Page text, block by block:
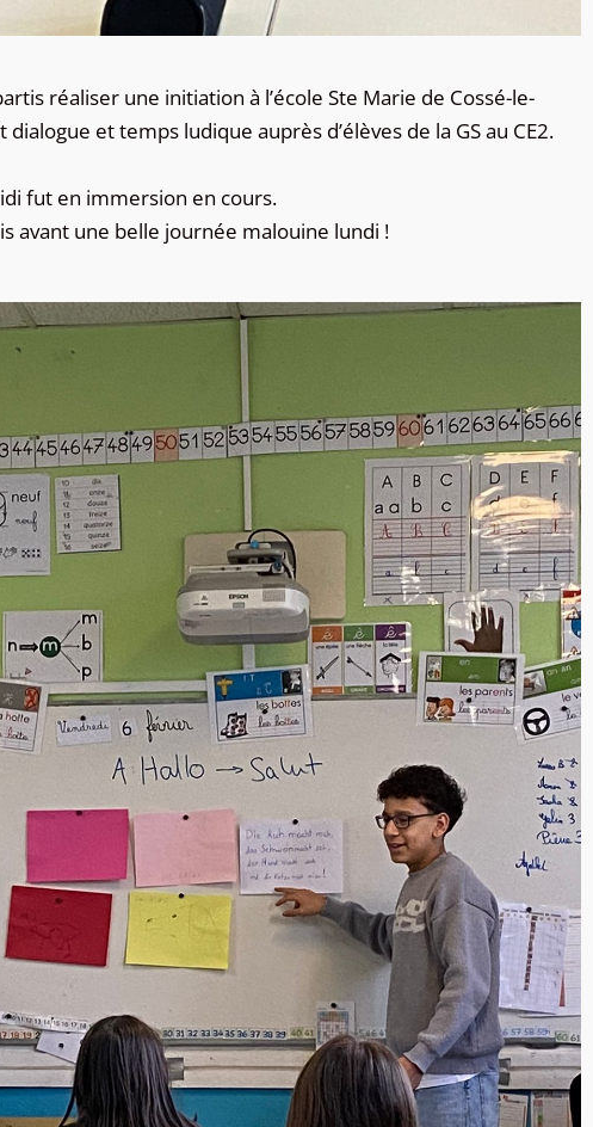
réaliser une initiation à l’école Ste Marie de Cossé-le-
et temps ludique auprès d’élèves de la GS au CE2.
fut en immersion en cours.
avant une belle journée malouine lundi !